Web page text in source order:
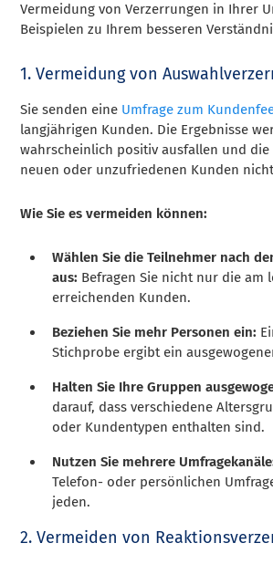
Vermeidung von Verzerrungen in Ihrer
Beispielen zu Ihrem besseren
1. Vermeidung von
Sie senden eine Umfrage zum
langjährigen Kunden. Die Ergebnisse
wahrscheinlich positiv ausfallen und die
neuen oder unzufriedenen Kunden
Wie Sie es vermeiden können:
Wählen Sie die Teilnehmer nach
aus: Befragen Sie nicht nur die am
erreichenden Kunden.
Beziehen Sie mehr Personen ein:
Stichprobe ergibt ein
Halten Sie Ihre Gruppen
darauf, dass verschiedene
oder Kundentypen enthalten sind.
Nutzen Sie mehrere
Telefon- oder persönlichen
jeden.
2. Vermeiden von